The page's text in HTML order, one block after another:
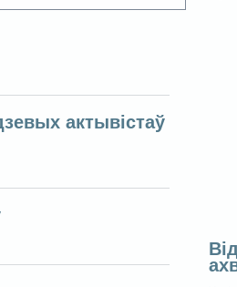
актывістаў